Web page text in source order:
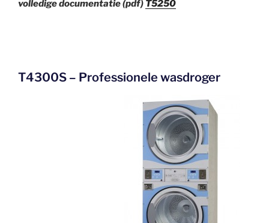
volledige documentatie (pdf) T5250
T4300S – Professionele wasdroger